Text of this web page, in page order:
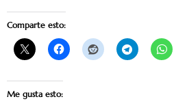
Comparte esto:
Me gusta esto: